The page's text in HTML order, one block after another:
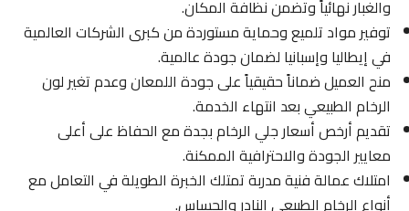
والغبار نهائياً وتضمن نظافة المكان.
توفير مواد تلميع وحماية مستوردة من كبرى الشركات العالمية
في إيطاليا وإسبانيا لضمان جودة عالمية.
منح العميل ضماناً حقيقياً على جودة اللمعان وعدم تغير لون
الرخام الطبيعي بعد انتهاء الخدمة.
تقديم أرخص أسعار جلي الرخام بجدة مع الحفاظ على أعلى
معايير الجودة والاحترافية الممكنة.
امتلاك عمالة فنية مدربة تمتلك الخبرة الطويلة في التعامل مع
أنواع الرخام الطبيعي النادر والحساس.